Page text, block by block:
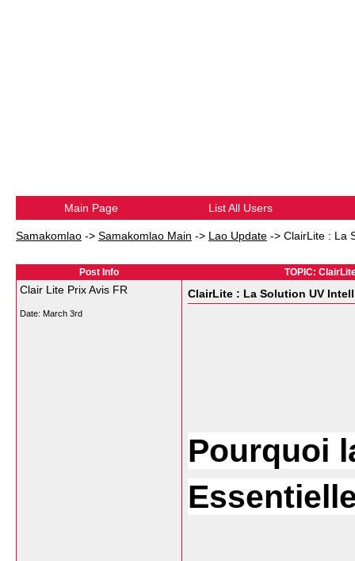
Main Page List All Users
Samakomlao -> Samakomlao Main -> Lao Update -> ClairLite : La
Post Info TOPIC:
Clair Lite Prix Avis FR
Date: March 3rd
ClairLite : La Solution UV
Pourquoi